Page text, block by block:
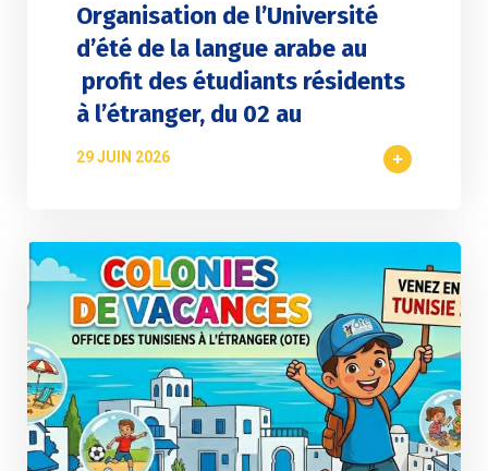
Organisation de l’Université
d’été de la langue arabe au
profit des étudiants résidents
à l’étranger, du 02 au
29 JUIN 2026